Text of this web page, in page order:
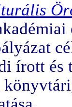
írott és